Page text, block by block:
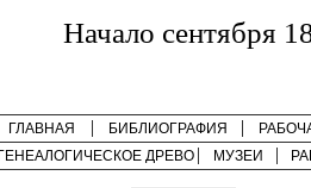
Начало сентября
ГЛАВНАЯ БИБЛИОГРАФИЯ
ГЕНЕАЛОГИЧЕСКОЕ ДРЕВО
МУЗЕИ